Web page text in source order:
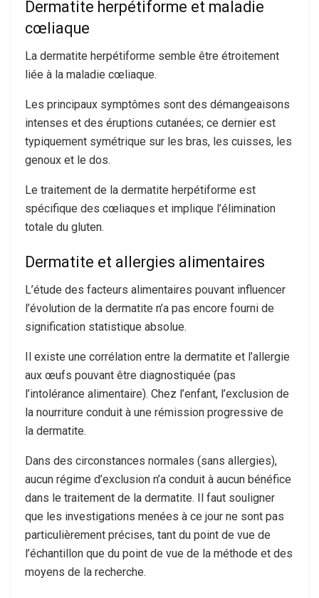
Dermatite herpétiforme et maladie
cœliaque
La dermatite herpétiforme semble être étroitement
liée à la maladie cœliaque.
Les principaux symptômes sont des démangeaisons
intenses et des éruptions cutanées; ce dernier est
typiquement symétrique sur les bras, les cuisses, les
genoux et le dos.
Le traitement de la dermatite herpétiforme est
spécifique des cœliaques et implique l’élimination
totale du gluten.
Dermatite et allergies alimentaires
L’étude des facteurs alimentaires pouvant influencer
l’évolution de la dermatite n’a pas encore fourni de
signification statistique absolue.
Il existe une corrélation entre la dermatite et l’allergie
aux œufs pouvant être diagnostiquée (pas
l’intolérance alimentaire). Chez l’enfant, l’exclusion de
la nourriture conduit à une rémission progressive de
la dermatite.
Dans des circonstances normales (sans allergies),
aucun régime d’exclusion n’a conduit à aucun bénéfice
dans le traitement de la dermatite. Il faut souligner
que les investigations menées à ce jour ne sont pas
particulièrement précises, tant du point de vue de
l’échantillon que du point de vue de la méthode et des
moyens de la recherche.